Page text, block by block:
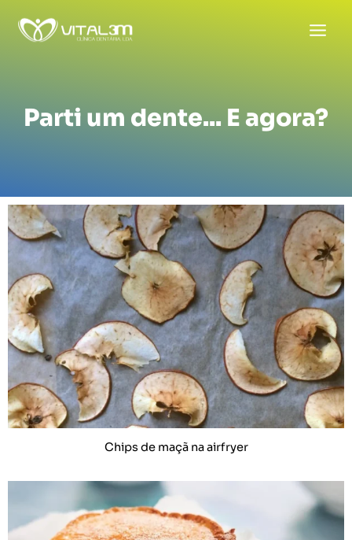
content
Parti um dente... E agora?
Chips de maçã na airfryer